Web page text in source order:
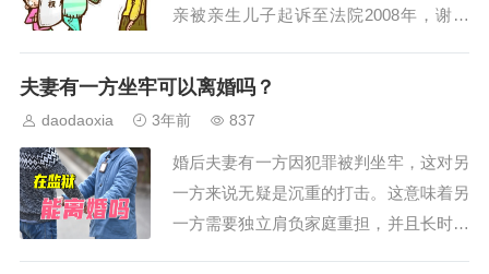
亲被亲生儿子起诉至法院2008年，谢某
月，两人生育儿子小谢（化名）。2017
定母亲罗某处理名下某房产时不得影响小
谢学...
夫妻有一方坐牢可以离婚吗？
daodaoxia 3年前 837
婚后夫妻有一方因犯罪被判坐牢，这对另
一方来说无疑是沉重的打击。这意味着另
一方需要独立肩负家庭重担，并且长时间